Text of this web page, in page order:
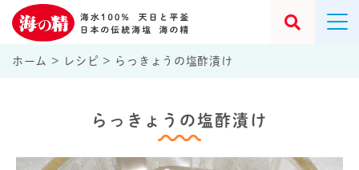
ホーム > レシピ > らっきょうの塩酢漬け
らっきょうの塩酢漬け